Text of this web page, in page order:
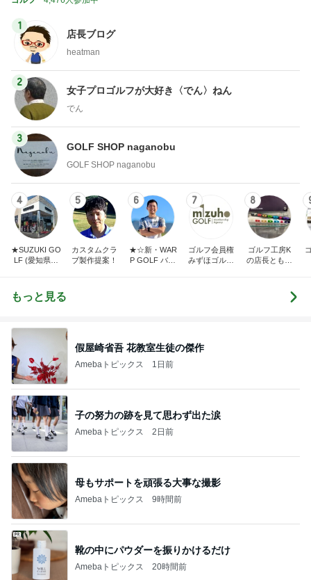
1
店長ブログ
heatman
2
女子プロゴルフが大好き〈でん〉ねん
でん
3
GOLF SHOP naganobu
GOLF SHOP naganobu
4
★SUZUKI GO
LF (愛知県半
5
カスタムクラ
ブ製作提案！
6
★☆新・WAR
P GOLF バカ
7
ゴルフ会員権
みずほゴルフ
8
ゴルフ工房K
の店長ともや
もっと見る
假屋崎省吾 花教室生徒の傑作
Amebaトピックス 1日前
子の努力の跡を見て思わず出た涙
Amebaトピックス 2日前
母もサポートを頑張る大事な撮影
Amebaトピックス 9時間前
靴の中にパウダーを振りかけるだけ
Amebaトピックス 20時間前